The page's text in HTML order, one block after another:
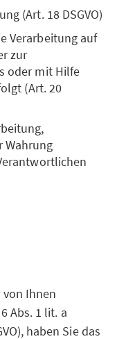
(Art. 18 DSGVO)
Verarbeitung auf
zur
oder mit Hilfe
(Art. 20
Wahrung
Ihnen
Abs. 1 lit. a
haben Sie das